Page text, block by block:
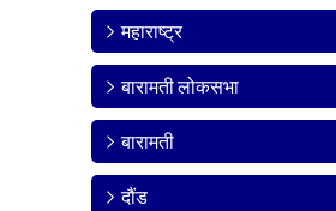
महाराष्ट्र
बारामती लोकसभा
बारामती
दौंड